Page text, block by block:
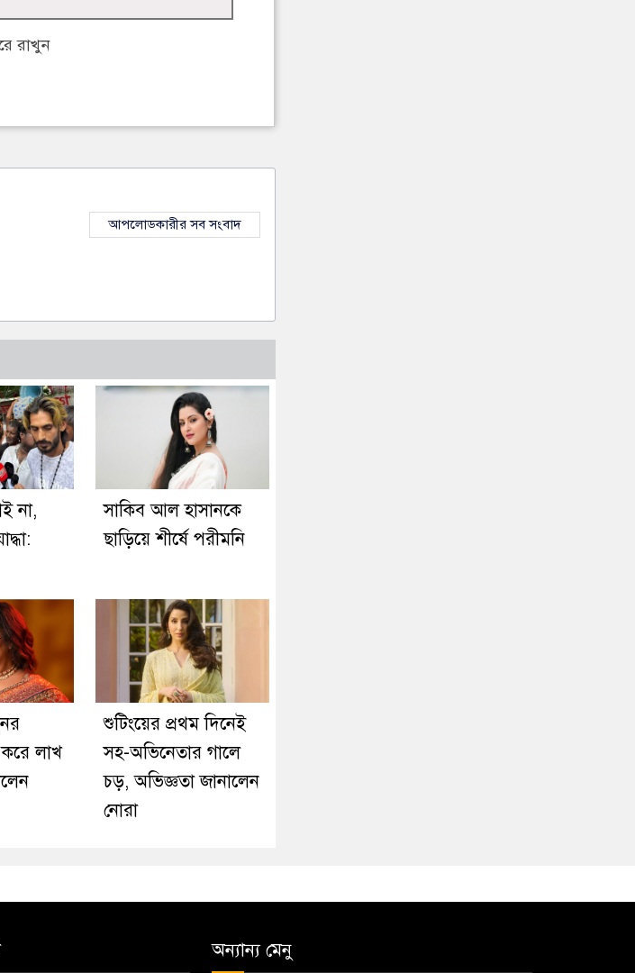
রাখুন
আপলোডকারীর সব সংবাদ
না,
সাকিব আল হাসানকে
ছাড়িয়ে শীর্ষে পরীমনি
লাখ
শুটিংয়ের প্রথম দিনেই
সহ-অভিনেতার গালে
চড়, অভিজ্ঞতা জানালেন
নোরা
অন্যান্য মেনু